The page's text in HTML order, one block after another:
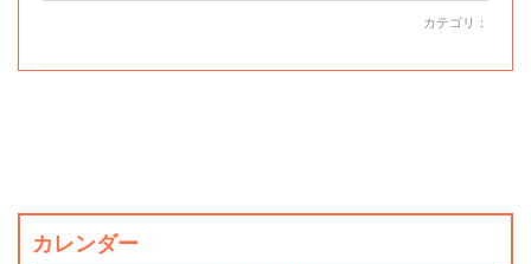
カテゴリ：
カレンダー